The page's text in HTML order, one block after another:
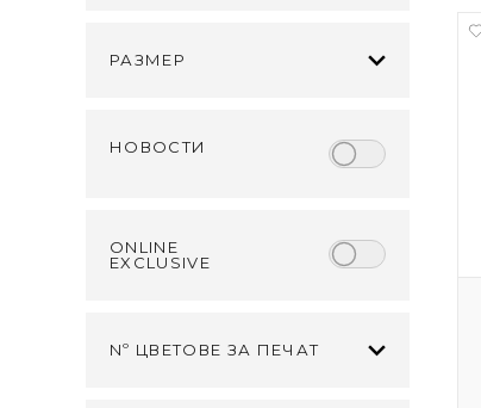
РАЗМЕР
НОВОСТИ
ONLINE
EXCLUSIVE
Nº ЦВЕТОВЕ ЗА ПЕЧАТ